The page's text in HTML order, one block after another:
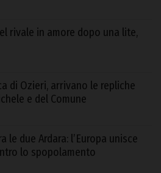
rivale in amore dopo una lite,
di Ozieri, arrivano le repliche
e del Comune
le due Ardara: l’Europa unisce
lo spopolamento